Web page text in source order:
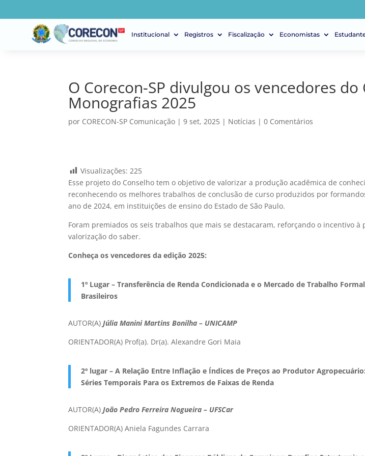
Institucional Registros Fiscalização Economistas
O Corecon-SP divulgou os vencedores do
Monografias 2025
por CORECON-SP Comunicação |9 set, 2025 | Notícias |0 Comentários
Visualizações: 225
Esse projeto do Conselho tem o objetivo de valorizar a produção acadêmica de
reconhecendo os melhores trabalhos de conclusão de curso produzidos por
ano de 2024, em instituições de ensino do Estado de São Paulo.
Foram premiados os seis trabalhos que mais se destacaram, reforçando o incentivo à
valorização do saber.
Conheça os vencedores da edição 2025:
1º Lugar – Transferência de Renda Condicionada e o Mercado de Trabalho
Brasileiros
AUTOR(A)Júlia Manini Martins Bonilha – UNICAMP
ORIENTADOR(A) Prof(a). Dr(a). Alexandre Gori Maia
2º lugar – A Relação Entre Inflação e Índices de Preços ao Produtor
Séries Temporais Para os Extremos de Faixas de Renda
AUTOR(A)João Pedro Ferreira Nogueira – UFSCar
ORIENTADOR(A) Aniela Fagundes Carrara